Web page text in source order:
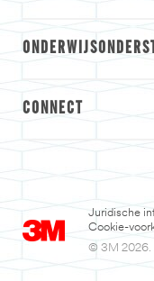
CONNECT
Juridische
Cookie-
© 3M 2026.